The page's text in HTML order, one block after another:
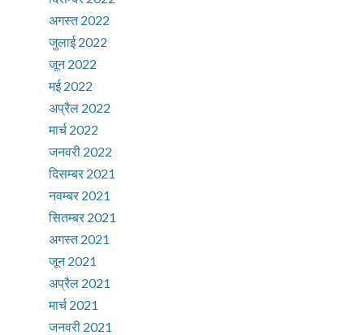
अगस्त 2022
जुलाई 2022
जून 2022
मई 2022
अप्रैल 2022
मार्च 2022
जनवरी 2022
दिसम्बर 2021
नवम्बर 2021
सितम्बर 2021
अगस्त 2021
जून 2021
अप्रैल 2021
मार्च 2021
जनवरी 2021